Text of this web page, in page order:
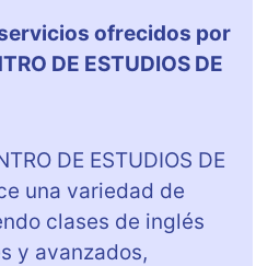
ofrecidos por
DE ESTUDIOS DE
DE ESTUDIOS DE
una variedad de
clases de inglés
y avanzados,